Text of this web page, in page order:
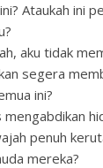
Ataukah ini
aku tidak
segera
ini?
mengabdikan
penuh
mereka?